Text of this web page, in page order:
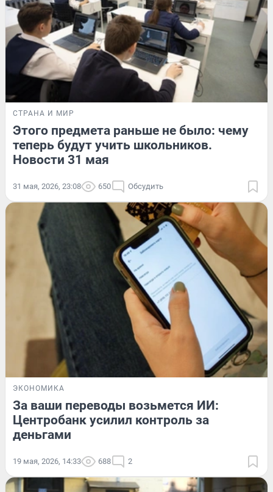
СТРАНА И МИР
Этого предмета раньше не было: чему
теперь будут учить школьников.
Новости 31 мая
31 мая, 2026, 23:08 650 Обсудить
ЭКОНОМИКА
За ваши переводы возьмется ИИ:
Центробанк усилил контроль за
деньгами
19 мая, 2026, 14:33 688 2